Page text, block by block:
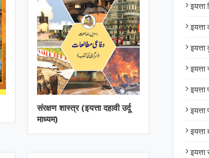
संरक्षण शास्त्र (इयत्ता दहावी उर्दू
माध्यम)
इयत्ता
इयत्ता
इयत्ता
इयत्ता
इयत्ता
इयत्ता
इयत्ता